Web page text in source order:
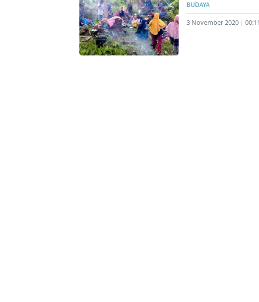
BUDAYA
3 November 2020 | 00:11